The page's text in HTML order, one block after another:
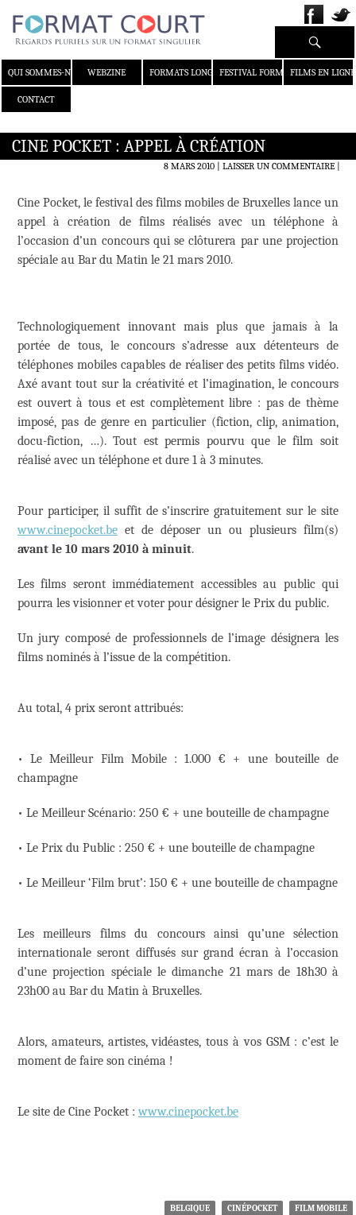
QUI SOMMES-NOUS ?WEBZINE FORMATS LONGS FESTIVAL FORMAT COURT
FILMS EN LIGNE
CONTACT
Recherche
CINE POCKET : APPEL À CRÉATION
8 MARS 2010 LAISSER UN COMMENTAIRE|
Cine Pocket, le festival des films mobiles de Bruxelles lance un
appel à création de films réalisés avec un téléphone à
l’occasion d’un concours qui se clôturera par une projection
spéciale au Bar du Matin le 21 mars 2010.
Technologiquement innovant mais plus que jamais à la
portée de tous, le concours s’adresse aux détenteurs de
téléphones mobiles capables de réaliser des petits films vidéo.
Axé avant tout sur la créativité et l’imagination, le concours
est ouvert à tous et est complètement libre : pas de thème
imposé, pas de genre en particulier (fiction, clip, animation,
docu-fiction, …). Tout est permis pourvu que le film soit
réalisé avec un téléphone et dure 1 à 3 minutes.
Pour participer, il suffit de s’inscrire gratuitement sur le site
www.cinepocket.be et de déposer un ou plusieurs film(s)
avant le 10 mars 2010 à minuit.
Les films seront immédiatement accessibles au public qui
pourra les visionner et voter pour désigner le Prix du public.
Un jury composé de professionnels de l’image désignera les
films nominés à l’issue de la compétition.
Au total, 4 prix seront attribués:
• Le Meilleur Film Mobile : 1.000 € + une bouteille de
champagne
• Le Meilleur Scénario: 250 € + une bouteille de champagne
• Le Prix du Public : 250 € + une bouteille de champagne
• Le Meilleur ‘Film brut’: 150 € + une bouteille de champagne
Les meilleurs films du concours ainsi qu’une sélection
internationale seront diffusés sur grand écran à l’occasion
d’une projection spéciale le dimanche 21 mars de 18h30 à
23h00 au Bar du Matin à Bruxelles.
Alors, amateurs, artistes, vidéastes, tous à vos GSM : c’est le
moment de faire son cinéma !
Le site de Cine Pocket :www.cinepocket.be
BELGIQUE CINÉPOCKET FILM MOBILE